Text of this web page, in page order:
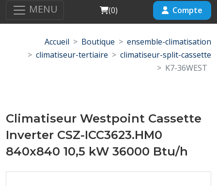
MENU Cart
(0) Compte
Accueil Boutique
ensemble-climatisation
climatiseur-tertiaire
climatiseur-split-cassette
K7-36WEST
Climatiseur Westpoint Cassette
Inverter CSZ-ICC3623.HM0
840x840 10,5 kW 36000 Btu/h